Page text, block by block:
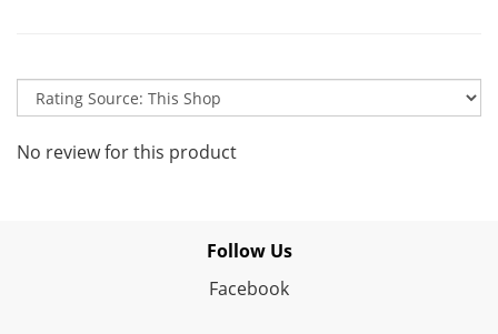
No review for this product
Follow Us
Facebook